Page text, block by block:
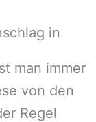
in
man immer
von den
Regel